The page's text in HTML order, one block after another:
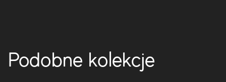
Podobne kolekcje